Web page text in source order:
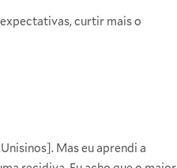
curtir mais o
Mas eu aprendi a